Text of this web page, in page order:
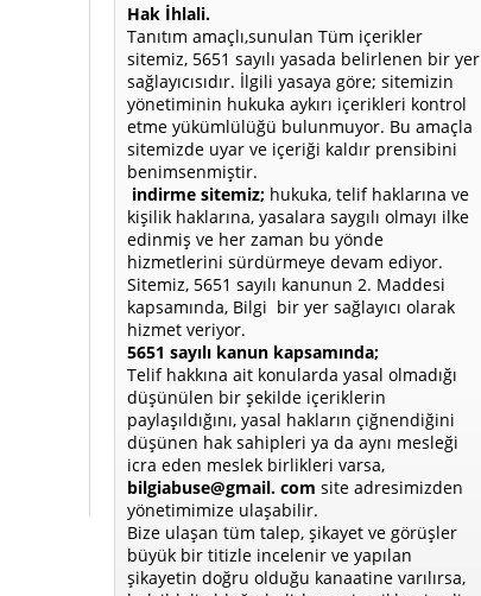
Hak İhlali.
Tanıtım amaçlı,sunulan Tüm içerikler
sitemiz, 5651 sayılı yasada belirlenen bir yer
sağlayıcısıdır. İlgili yasaya göre; sitemizin
yönetiminin hukuka aykırı içerikleri kontrol
etme yükümlülüğü bulunmuyor. Bu amaçla
sitemizde uyar ve içeriği kaldır prensibini
benimsenmiştir.
indirme sitemiz; hukuka, telif haklarına ve
kişilik haklarına, yasalara saygılı olmayı ilke
edinmiş ve her zaman bu yönde
hizmetlerini sürdürmeye devam ediyor.
Sitemiz, 5651 sayılı kanunun 2. Maddesi
kapsamında, Bilgi bir yer sağlayıcı olarak
hizmet veriyor.
5651 sayılı kanun kapsamında;
Telif hakkına ait konularda yasal olmadığı
düşünülen bir şekilde içeriklerin
paylaşıldığını, yasal hakların çiğnendiğini
düşünen hak sahipleri ya da aynı mesleği
icra eden meslek birlikleri varsa,
bilgiabuse@gmail. com site adresimizden
yönetimimize ulaşabilir.
Bize ulaşan tüm talep, şikayet ve görüşler
büyük bir titizle incelenir ve yapılan
şikayetin doğru olduğu kanaatine varılırsa,